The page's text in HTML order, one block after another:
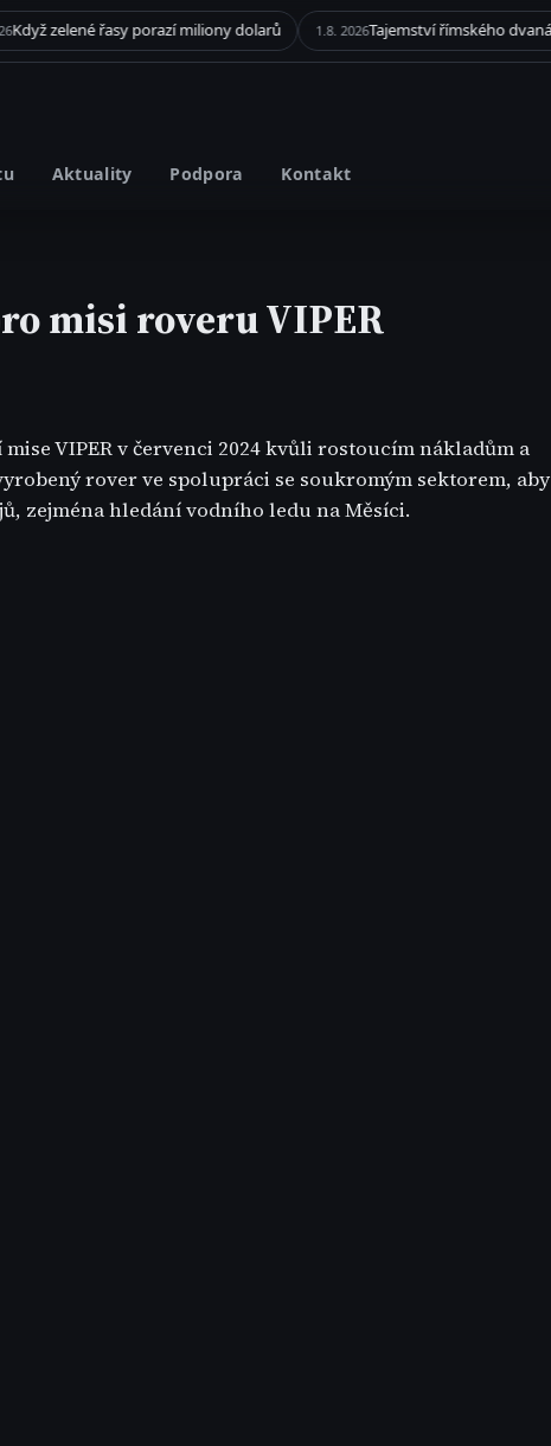
řasy porazí miliony dolarů 1.8. 2026
Aktuality Podpora Kontakt
misi roveru VIPER
VIPER v červenci 2024 kvůli rostoucím nákladům a
rover ve spolupráci se soukromým sektorem, aby
zejména hledání vodního ledu na Měsíci.